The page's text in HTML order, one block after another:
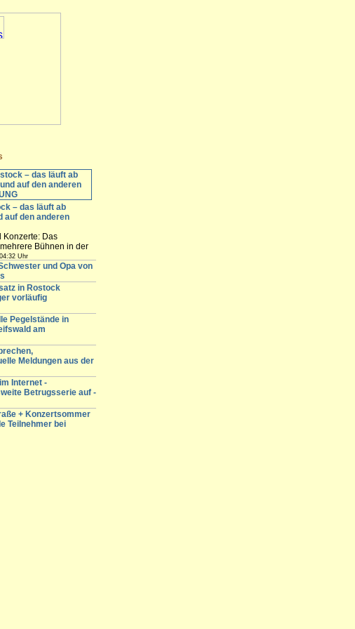
– das läuft ab
auf den anderen
Konzerte: Das
Bühnen in der
über das
zur Sommerbühne in
Gelände. Hier
für alle Spielstätten
Uhr
und Opa von
in Rostock
vorläufig
Pegelstände in
am
Meldungen aus der
Internet -
Betrugsserie auf -
+ Konzertsommer
Teilnehmer bei